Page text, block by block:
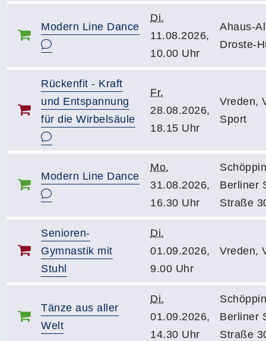
Modern Line Dance
Di.
11.08.2026,
10.00 Uhr
Ahaus-
Droste-
Rückenfit - Kraft
und Entspannung
für die Wirbelsäule
Fr.
28.08.2026,
18.15 Uhr
Vreden,
Sport
Modern Line Dance
Mo.
31.08.2026,
16.30 Uhr
Berliner
Straße
Senioren-
Gymnastik mit
Stuhl
Di.
01.09.2026,
9.00 Uhr
Vreden,
Tänze aus aller
Welt
Di.
01.09.2026,
14.30 Uhr
Berliner
Straße